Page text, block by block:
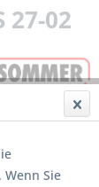
27-02
Sie